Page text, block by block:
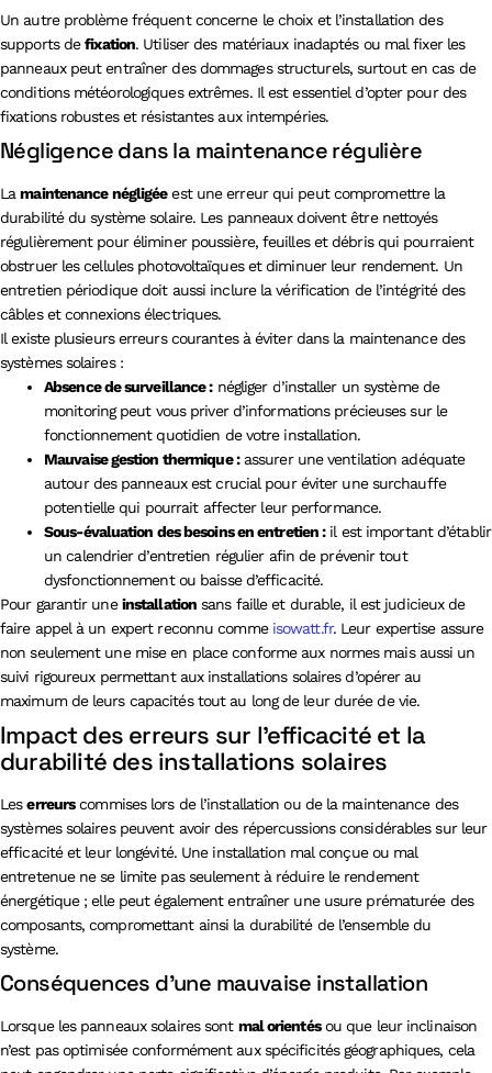
Un autre problème fréquent concerne le choix et l’installation des
supports defixation. Utiliser des matériaux inadaptés ou mal fixer les
panneaux peut entraîner des dommages structurels, surtout en cas de
conditions météorologiques extrêmes. Il est essentiel d’opter pour des
fixations robustes et résistantes aux intempéries.
Négligence dans la maintenance régulière
Lamaintenance négligéeest une erreur qui peut compromettre la
durabilité du système solaire. Les panneaux doivent être nettoyés
régulièrement pour éliminer poussière, feuilles et débris qui pourraient
obstruer les cellules photovoltaïques et diminuer leur rendement. Un
entretien périodique doit aussi inclure la vérification de l’intégrité des
câbles et connexions électriques.
Il existe plusieurs erreurs courantes à éviter dans la maintenance des
systèmes solaires :
Absence de surveillance :négliger d’installer un système de
monitoring peut vous priver d’informations précieuses sur le
fonctionnement quotidien de votre installation.
Mauvaise gestion thermique :assurer une ventilation adéquate
autour des panneaux est crucial pour éviter une surchauffe
potentielle qui pourrait affecter leur performance.
Sous-évaluation des besoins en entretien :il est important d’établir
un calendrier d’entretien régulier afin de prévenir tout
dysfonctionnement ou baisse d’efficacité.
Pour garantir uneinstallation sans faille et durable, il est judicieux de
faire appel à un expert reconnu comme isowatt.fr. Leur expertise assure
non seulement une mise en place conforme aux normes mais aussi un
suivi rigoureux permettant aux installations solaires d’opérer au
maximum de leurs capacités tout au long de leur durée de vie.
Impact des erreurs sur l’efficacité et la
durabilité des installations solaires
Leserreurscommises lors de l’installation ou de la maintenance des
systèmes solaires peuvent avoir des répercussions considérables sur leur
efficacité et leur longévité. Une installation mal conçue ou mal
entretenue ne se limite pas seulement à réduire le rendement
énergétique ; elle peut également entraîner une usure prématurée des
composants, compromettant ainsi la durabilité de l’ensemble du
système.
Conséquences d’une mauvaise installation
Lorsque les panneaux solaires sont mal orientésou que leur inclinaison
n’est pas optimisée conformément aux spécificités géographiques, cela